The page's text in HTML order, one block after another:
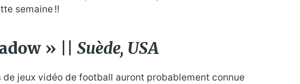
semaine !!
» || Suède, USA
jeux vidéo de football auront probablement connue